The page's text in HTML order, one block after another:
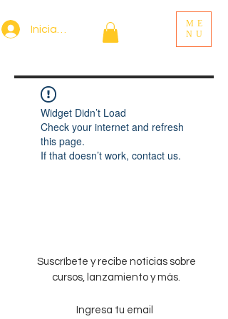
Iniciar sesión
ME
NU
Widget Didn’t Load
Check your internet and refresh
this page.
If that doesn’t work, contact us.
Suscríbete y recibe noticias sobre
cursos, lanzamiento y más.